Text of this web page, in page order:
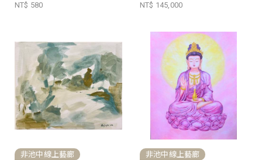
NT$ 580 NT$ 145,000
非池中線上藝廊 非池中線上藝廊